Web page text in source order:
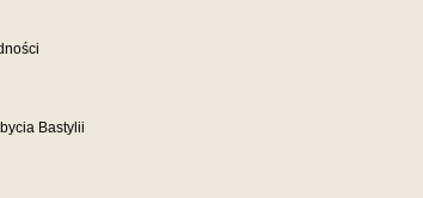
Bastylii